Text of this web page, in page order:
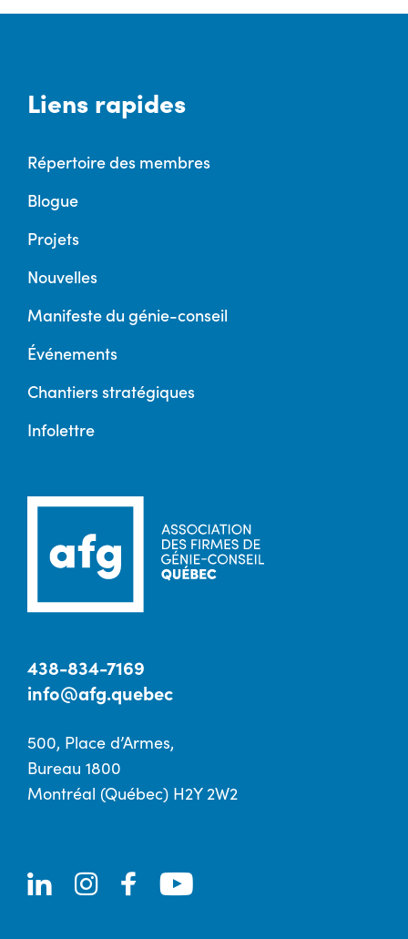
Liens rapides
Répertoire des membres
Blogue
Projets
Nouvelles
Manifeste du génie-conseil
Événements
Chantiers stratégiques
Infolettre
438-834-7169
info@afg.quebec
500, Place d’Armes,
Bureau 1800
Montréal (Québec) H2Y 2W2